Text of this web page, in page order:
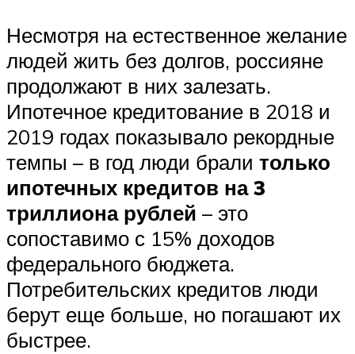
Несмотря на естественное желание
людей жить без долгов, россияне
продолжают в них залезать.
Ипотечное кредитование в 2018 и
2019 годах показывало рекордные
темпы – в год люди брали только
ипотечных кредитов на 3
триллиона рублей – это
сопоставимо с 15% доходов
федерального бюджета.
Потребительских кредитов люди
берут еще больше, но погашают их
быстрее.